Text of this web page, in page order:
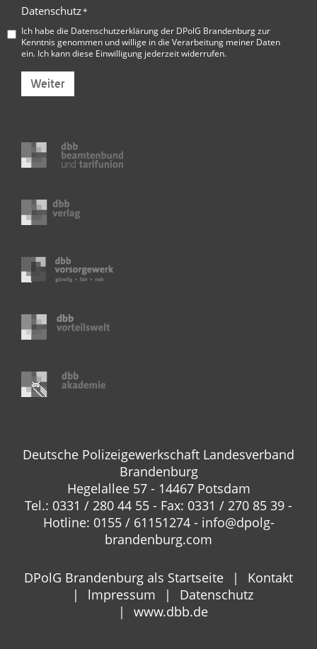
Datenschutz*
Ich habe die Datenschutzerklärung der DPolG Brandenburgzur
Kenntnis genommen und willige in die Verarbeitung meiner Daten
ein. Ich kann diese Einwilligung jederzeit widerrufen.
Weiter
Deutsche Polizeigewerkschaft Landesverband
Brandenburg
Hegelallee 57 - 14467 Potsdam
Tel.: 0331 / 280 44 55 - Fax: 0331 / 270 85 39 -
Hotline: 0155 / 61151274 - info@dpolg-
brandenburg.com
DPolG Brandenburg als Startseite
Kontakt
lmpressum
Datenschutz
www.dbb.de